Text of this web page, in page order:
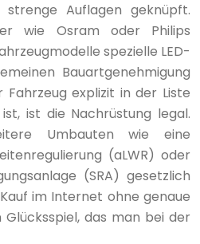
Auflagen geknüpft.
wie Osram oder Philips
spezielle LED-
Bauartgenehmigung
Fahrzeug explizit in der Liste
ist die Nachrüstung legal.
Umbauten wie eine
(aLWR) oder
(SRA) gesetzlich
im Internet ohne genaue
Glücksspiel, das man bei der